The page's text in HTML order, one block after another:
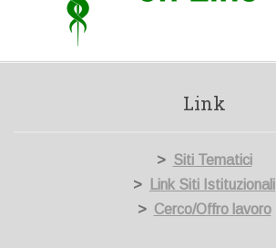
Link
> Siti Tematici
>
Link Siti Istituzionali
> Cerco/Offro lavoro